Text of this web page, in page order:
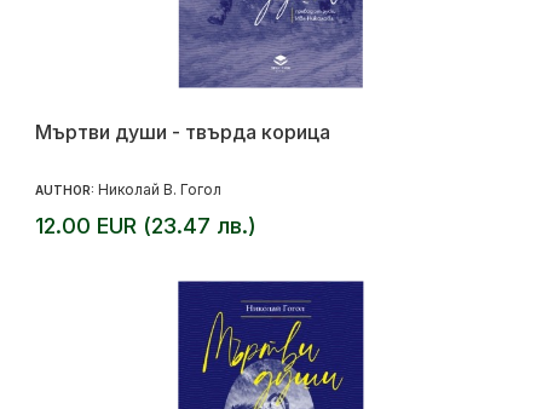
Мъртви души - твърда корица
AUTHOR: Николай В. Гогол
12.00 EUR (23.47 лв.)